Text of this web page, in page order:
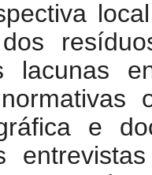
dos
lacunas
e